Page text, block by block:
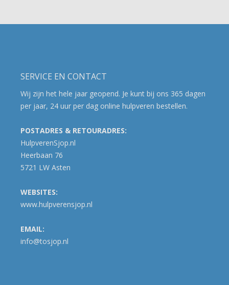
SERVICE EN CONTACT
Wij zijn het hele jaar geopend. Je kunt bij ons 365 dagen
per jaar, 24 uur per dag online hulpveren bestellen.
POSTADRES & RETOURADRES:
HulpverenSjop.nl
Heerbaan 76
5721 LW Asten
WEBSITES:
www.hulpverensjop.nl
EMAIL:
info@tosjop.nl